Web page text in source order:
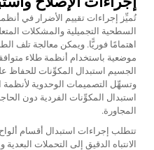
تُميِّز إجراءات تقييم الأضرار في
السطحية التجميلية والمشكلات
اهتمامًا فوريًّا. ويمكن معالجة تلف
موضعية باستخدام أنظمة طلاء
الجسيم استبدال المكوِّنات للحفاظ
وتسهِّل التصميمات الوحدوية لأنظمة
استبدال المكوِّنات الفردية دون
المجاورة.
الانتباه الدقيق إلى التحملات